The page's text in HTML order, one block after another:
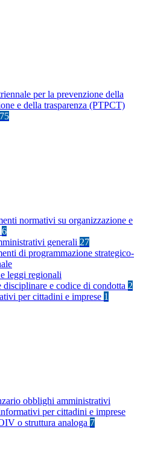
per la prevenzione della
e della trasparenza (PTPCT)
75
normativi su organizzazione e
6
generali 27
di programmazione strategico-
leggi regionali
disciplinare e codice di condotta 2
per cittadini e imprese 1
obblighi amministrativi
per cittadini e imprese
o struttura analoga 7